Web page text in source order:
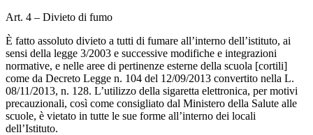
Art. 4 – Divieto di fumo
È fatto assoluto divieto a tutti di fumare all’interno dell’istituto, ai
sensi della legge 3/2003 e successive modifiche e integrazioni
normative, e nelle aree di pertinenze esterne della scuola [cortili]
come da Decreto Legge n. 104 del 12/09/2013 convertito nella L.
08/11/2013, n. 128. L’utilizzo della sigaretta elettronica, per motivi
precauzionali, così come consigliato dal Ministero della Salute alle
scuole, è vietato in tutte le sue forme all’interno dei locali
dell’Istituto.